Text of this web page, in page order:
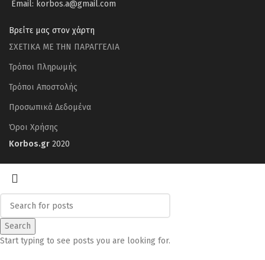
Email: korbos.a@gmail.com
Βρείτε μας στον χάρτη
ΣΧΕΤΙΚΑ ΜΕ ΤΗΝ ΠΑΡΑΓΓΕΛΙΑ
Τρόποι Πληρωμής
Τρόποι Αποστολής
Προσωπικά Δεδομένα
Όροι Χρήσης
Korbos.gr 2020
Search
Start typing to see posts you are looking for.